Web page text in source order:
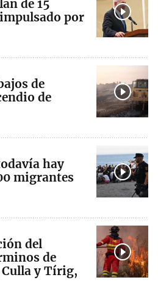
de 15
por
de
de
hay
migrantes
del
de
Culla y Tírig,